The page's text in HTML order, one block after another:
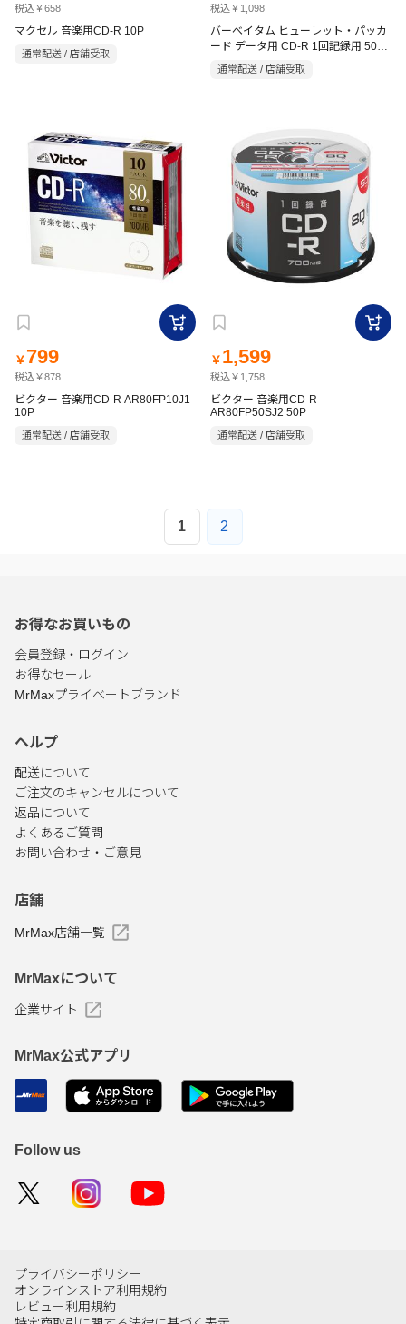
税込￥658
マクセル 音楽用CD-R 10P
通常配送 / 店舗受取
税込￥1,098
バーべイタム ヒューレット・パッカ
ード データ用 CD-R 1回記録用 50枚
入 SR80FP50SH1
通常配送 / 店舗受取
￥ 799
税込￥878
ビクター 音楽用CD-R AR80FP10J1
10P
通常配送 / 店舗受取
￥ 1,599
税込￥1,758
ビクター 音楽用CD-R
AR80FP50SJ2 50P
通常配送 / 店舗受取
1 2
お得なお買いもの
会員登録・ログイン
お得なセール
MrMaxプライベートブランド
ヘルプ
配送について
ご注文のキャンセルについて
返品について
よくあるご質問
お問い合わせ・ご意見
店舗
MrMax店舗一覧
MrMaxについて
企業サイト
MrMax公式アプリ
Follow us
プライバシーポリシー
オンラインストア利用規約
レビュー利用規約